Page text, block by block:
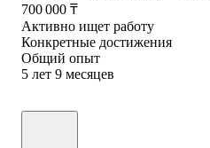
700 000 ₸
Активно ищет работу
Конкретные достижения
Общий опыт
5 лет 9 месяцев